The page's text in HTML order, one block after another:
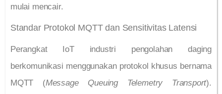
mulai mencair.
Standar Protokol MQTT dan Sensitivitas Latensi
Perangkat IoT industri pengolahan daging
berkomunikasi menggunakan protokol khusus bernama
MQTT (Message Queuing Telemetry Transport).